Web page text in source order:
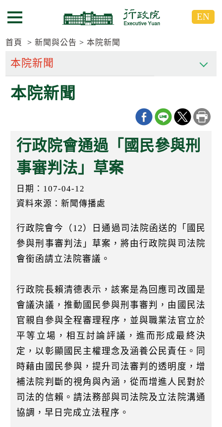
到
要
區
到
要
區
選單按鈕 EN
首頁 新聞與公告 本院新聞
本院新聞
行政院會通過「國民參與刑
事審判法」草案
日期：107-04-12
資料來源：新聞傳播處
行政院會今（12）日通過司法院函送的「國民
參與刑事審判法」草案，將由行政院與司法院
會銜函請立法院審議。
行政院長賴清德表示，該案是為回應司改國是
會議決議，推動國民參與刑事審判，由國民法
官親自參與全程審理程序，並與職業法官立於
平等立場，相互討論評議，進而形成最終決
定，以彰顯國民主權理念及涵養公民責任。同
時藉由國民參與，提升司法審判的透明度，增
補法院判斷的視角與內涵，從而增進人民對於
司法的信賴。請法務部與司法院及立法院溝通
協調，早日完成立法程序。